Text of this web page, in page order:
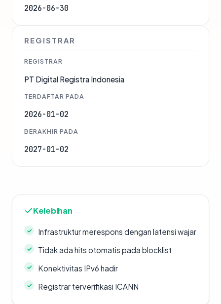
2026-06-30
REGISTRAR
REGISTRAR
PT Digital Registra Indonesia
TERDAFTAR PADA
2026-01-02
BERAKHIR PADA
2027-01-02
Kelebihan
Infrastruktur merespons dengan latensi wajar
Tidak ada hits otomatis pada blocklist
Konektivitas IPv6 hadir
Registrar terverifikasi ICANN